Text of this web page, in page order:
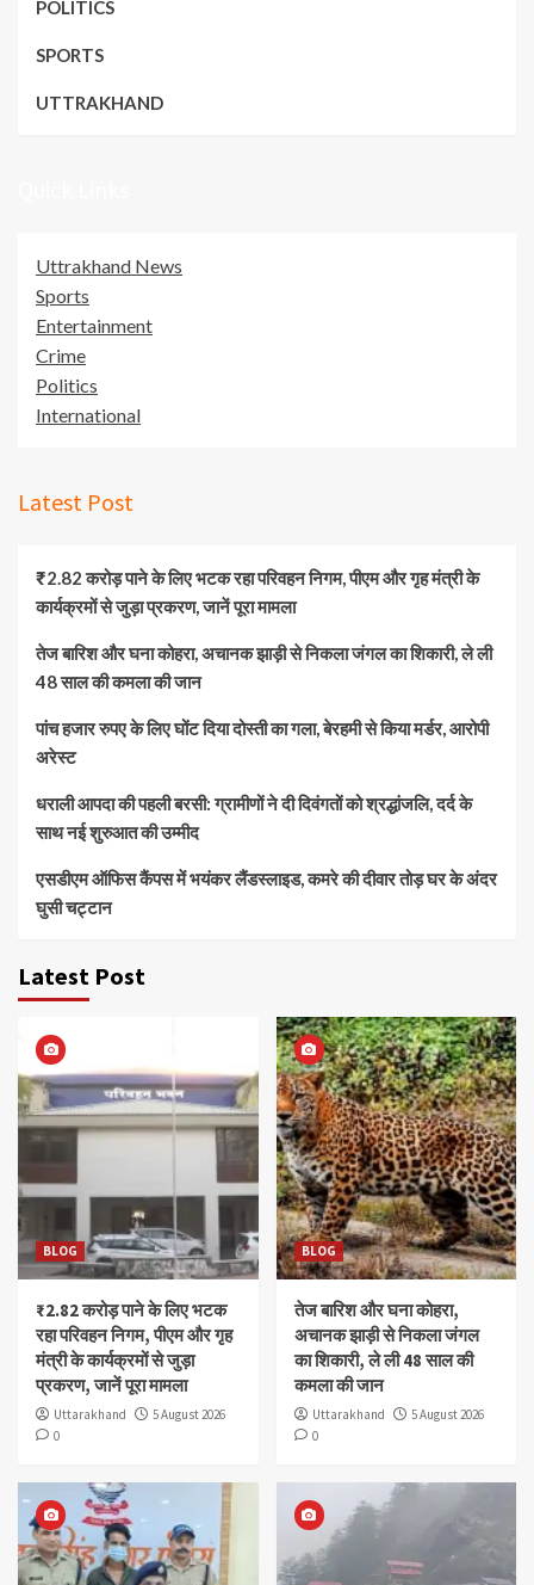
POLITICS
SPORTS
UTTRAKHAND
Uttrakhand News
Sports
Entertainment
Crime
Politics
International
Latest Post
₹2.82 करोड़ पाने के लिए भटक रहा परिवहन निगम, पीएम और गृह मंत्री के
कार्यक्रमों से जुड़ा प्रकरण, जानें पूरा मामला
तेज बारिश और घना कोहरा, अचानक झाड़ी से निकला जंगल का शिकारी, ले ली
48 साल की कमला की जान
पांच हजार रुपए के लिए घोंट दिया दोस्ती का गला, बेरहमी से किया मर्डर, आरोपी
अरेस्ट
धराली आपदा की पहली बरसी: ग्रामीणों ने दी दिवंगतों को श्रद्धांजलि, दर्द के
साथ नई शुरुआत की उम्मीद
एसडीएम ऑफिस कैंपस में भयंकर लैंडस्लाइड, कमरे की दीवार तोड़ घर के अंदर
घुसी चट्टान
Latest Post
BLOG
₹2.82 करोड़ पाने के लिए भटक
रहा परिवहन निगम, पीएम और गृह
मंत्री के कार्यक्रमों से जुड़ा
प्रकरण, जानें पूरा मामला
Uttarakhand
5 August 2026
0
BLOG
तेज बारिश और घना कोहरा,
अचानक झाड़ी से निकला जंगल
का शिकारी, ले ली 48 साल की
कमला की जान
Uttarakhand
5 August 2026
0